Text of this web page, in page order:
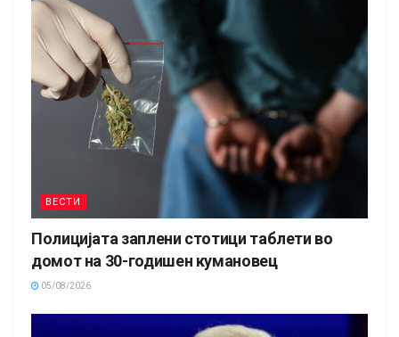
ВЕСТИ
Полицијата заплени стотици таблети во
домот на 30-годишен кумановец
05/08/2026